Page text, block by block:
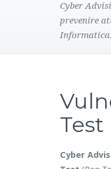
Cyber
prevenire
Informatica.
Test
Cyber